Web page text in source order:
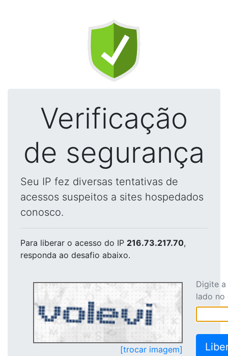
Verificação
de segurança
Seu IP fez diversas tentativas de
acessos suspeitos a sites hospedados
conosco.
Para liberar o acesso do IP 216.73.217.70,
responda ao desafio abaixo.
[trocar imagem]
Digite
lado no